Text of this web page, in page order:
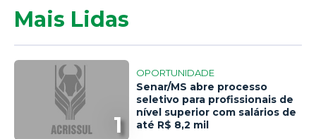
Mais Lidas
1
OPORTUNIDADE
Senar/MS abre processo
seletivo para profissionais de
nível superior com salários de
até R$ 8,2 mil